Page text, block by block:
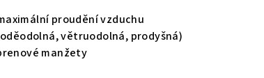
proudění vzduchu
větruodolná, prodyšná)
manžety